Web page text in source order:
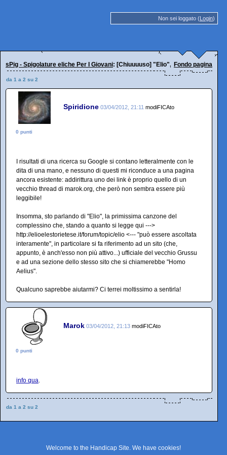
Non sei loggato (Login)
sPig - Spigolature eliche Per I Giovani: [Chiuuuuso] "Elio", la primissima
Fondo pagina
da 1 a 2 su 2
Spiridione 03/04/2012, 21:11 modiFICAto
0 punti
I risultati di una ricerca su Google si contano letteralmente con le
dita di una mano, e nessuno di questi mi riconduce a una pagina
ancora esistente: addirittura uno dei link è proprio quello di un
vecchio thread di marok.org, che però non sembra essere più
leggibile!
Insomma, sto parlando di "Elio", la primissima canzone del
complessino che, stando a quanto si legge qui --->
http://elioelestorietese.it/forum/topic/elio <--- "può essere ascoltata
interamente", in particolare si fa riferimento ad un sito (che,
appunto, è anch'esso non più attivo...) ufficiale del vecchio Grussu
e ad una sezione dello stesso sito che si chiamerebbe "Homo
Aelius".
Qualcuno saprebbe aiutarmi? Ci terrei moltissimo a sentirla!
Marok 03/04/2012, 21:13 modiFICAto
0 punti
info qua.
da 1 a 2 su 2
Welcome to the Handicap Site. We have cookies!